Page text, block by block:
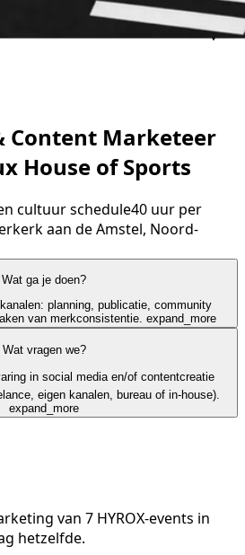
Content Marketeer
House of Sports
cultuurschedule40 uur per
aan de Amstel, Noord-
Wat ga je doen?
planning, publicatie, community
van merkconsistentie. expand_more
Wat vragen we?
in social media en/of contentcreatie
eigen kanalen, bureau of in-house).
expand_more
van 7 HYROX-events in
hetzelfde.